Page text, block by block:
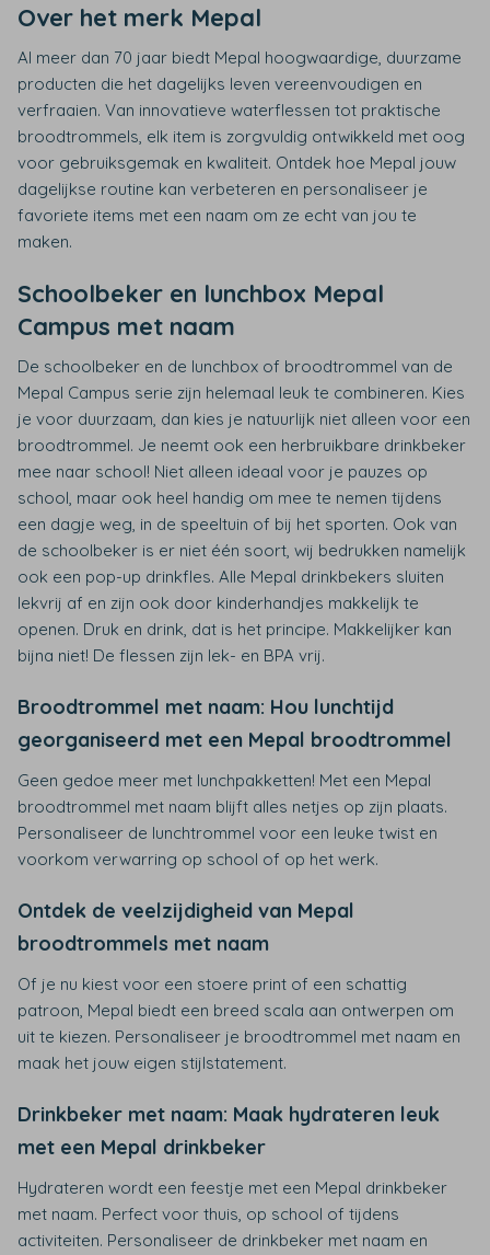
Over het merk Mepal
Al meer dan 70 jaar biedt Mepal hoogwaardige, duurzame
producten die het dagelijks leven vereenvoudigen en
verfraaien. Van innovatieve waterflessen tot praktische
broodtrommels, elk item is zorgvuldig ontwikkeld met oog
voor gebruiksgemak en kwaliteit. Ontdek hoe Mepal jouw
dagelijkse routine kan verbeteren en personaliseer je
favoriete items met een naam om ze echt van jou te
maken.
Schoolbeker en lunchbox Mepal
Campus met naam
De schoolbeker en de lunchbox of broodtrommel van de
Mepal Campus serie zijn helemaal leuk te combineren. Kies
je voor duurzaam, dan kies je natuurlijk niet alleen voor een
broodtrommel. Je neemt ook een herbruikbare drinkbeker
mee naar school! Niet alleen ideaal voor je pauzes op
school, maar ook heel handig om mee te nemen tijdens
een dagje weg, in de speeltuin of bij het sporten. Ook van
de schoolbeker is er niet één soort, wij bedrukken namelijk
ook een pop-up drinkfles. Alle Mepal drinkbekers sluiten
lekvrij af en zijn ook door kinderhandjes makkelijk te
openen. Druk en drink, dat is het principe. Makkelijker kan
bijna niet! De flessen zijn lek- en BPA vrij.
Broodtrommel met naam: Hou lunchtijd
georganiseerd met een Mepal broodtrommel
Geen gedoe meer met lunchpakketten! Met een Mepal
broodtrommel met naam blijft alles netjes op zijn plaats.
Personaliseer de lunchtrommel voor een leuke twist en
voorkom verwarring op school of op het werk.
Ontdek de veelzijdigheid van Mepal
broodtrommels met naam
Of je nu kiest voor een stoere print of een schattig
patroon, Mepal biedt een breed scala aan ontwerpen om
uit te kiezen. Personaliseer je broodtrommel met naam en
maak het jouw eigen stijlstatement.
Drinkbeker met naam: Maak hydrateren leuk
met een Mepal drinkbeker
Hydrateren wordt een feestje met een Mepal drinkbeker
met naam. Perfect voor thuis, op school of tijdens
activiteiten. Personaliseer de drinkbeker met naam en